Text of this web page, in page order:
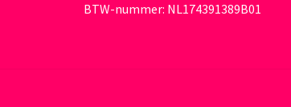
BTW-nummer: NL174391389B01